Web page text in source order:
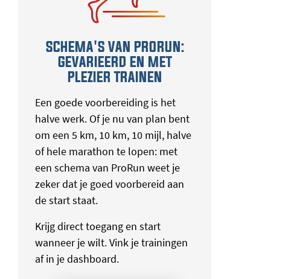
SCHEMA'S VAN PRORUN:
GEVARIEERD EN MET
PLEZIER TRAINEN
Een goede voorbereiding is het
halve werk. Of je nu van plan bent
om een 5 km, 10 km, 10 mijl, halve
of hele marathon te lopen: met
een schema van ProRun weet je
zeker dat je goed voorbereid aan
de start staat.
Krijg direct toegang en start
wanneer je wilt. Vink je trainingen
af in je dashboard.